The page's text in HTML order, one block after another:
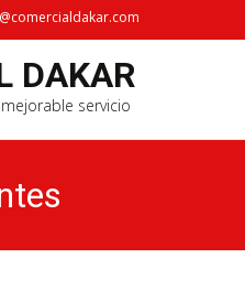
DAKAR
servicio